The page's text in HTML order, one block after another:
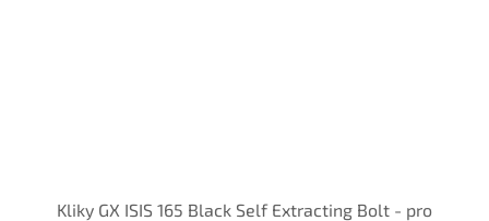
Kliky GX ISIS 165 Black Self Extracting Bolt - pro